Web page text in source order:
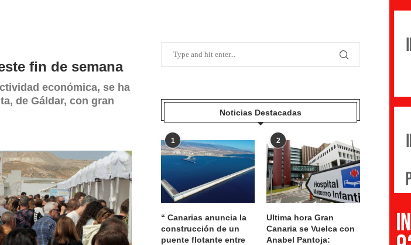
fin de semana
económica, se ha
de Gáldar, con gran
Noticias Destacadas
1
“ Canarias anuncia la
construcción de un
puente flotante entre
2
Ultima hora Gran
Canaria se Vuelca con
Anabel Pantoja: